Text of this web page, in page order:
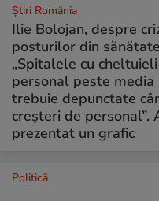
Știri România
Ilie Bolojan, despre
posturilor din
„Spitalele cu
personal peste media
trebuie depunctate
creșteri de personal”.
prezentat un grafic
Politică